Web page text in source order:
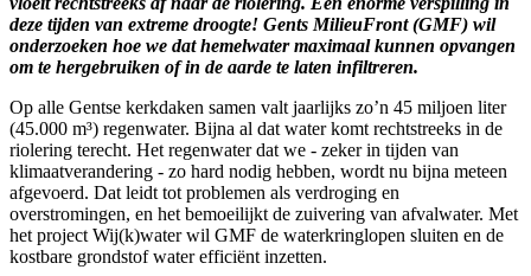
deze tijden van extreme droogte! Gents MilieuFront (GMF) wil
onderzoeken hoe we dat hemelwater maximaal kunnen opvangen
om te hergebruiken of in de aarde te laten infiltreren.
Op alle Gentse kerkdaken samen valt jaarlijks zo’n 45 miljoen liter
(45.000 m³) regenwater. Bijna al dat water komt rechtstreeks in de
riolering terecht. Het regenwater dat we - zeker in tijden van
klimaatverandering - zo hard nodig hebben, wordt nu bijna meteen
afgevoerd. Dat leidt tot problemen als verdroging en
overstromingen, en het bemoeilijkt de zuivering van afvalwater. Met
het project Wij(k)water wil GMF de waterkringlopen sluiten en de
kostbare grondstof water efficiënt inzetten.